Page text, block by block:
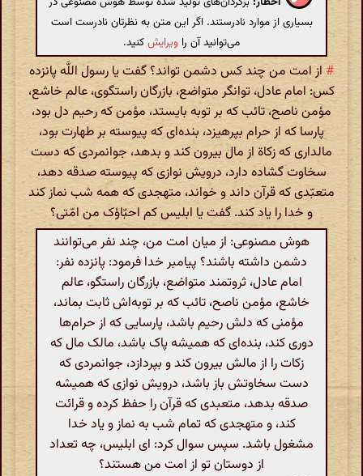
بسیاری از موارد نادرستند. اگر این متن به نظرتان نادرست است
می‌توانید آن را ویرایشکنید.
# از امت من چند کس دشمن تواند؟ گفت یا رسول اللَّه پانزده
کس: امام عادل، توانگر متواضع، بازرگان راستگوی، عالم خاشع،
مؤمن ناصح، تائب که بر توبه بایستد، مؤمن که رحیم دل بود،
پارسا که از حرام بپرهیزد، بنده‌ای که پیوسته بر طهارت بود،
مالداری که زکاة از مال بیرون کند و بدهد، جوانمردی که دست
سخاوت گشاده دارد، درویش نوازی که پیوسته صدقه دهد،
متعبّدی که قرآن داند و خواند، متهجدی که همه شب نماز کند
و خدا را یاد کند. گفت یا ابلیس کم احبّاؤک من امّتی؟
هوش مصنوعی: از میان امت من، چند نفر می‌توانند
دشمن داشته باشند؟ پیامبر خدا فرمود: پانزده نفر:
امام عادل، ثروتمند متواضع، بازرگان راستگو، عالم
خاشع، مؤمن ناصح، تائب که بر توبه‌اش ثابت بماند،
مؤمنی که دلش رحیم باشد، پارسایی که از حرام‌ها
دوری کند، بنده‌ای که همیشه پاک باشد، مالک مال که
زکات را از مالش بیرون کند و بپردازد، جوانمردی که
دست سخاوتش باز باشد، درویش نوازی که همیشه
صدقه بدهد، متعبدی که قرآن را حفظ کرده و قرائت
کند، و متهجدی که تمام شب به نماز و یاد خدا
مشغول باشد. سپس سوال کرد: ای ابلیس، چه تعداد
از دوستان تو از امت من هستند؟